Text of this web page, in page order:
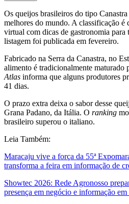
Os queijos brasileiros do tipo
melhores do mundo. A classificação é
virtual com dicas de gastronomia para
listagem foi publicada em fevereiro.
Fabricado na Serra da Canastra, no
alimento é tradicionalmente maturado
Atlas informa que alguns produtores
41 dias.
O prazo extra deixa o sabor desse
Grana Padano, da Itália. O ranking
brasileiro superou o italiano.
Leia Também:
Maracaju vive a força da 55ª
transforma a feira em informação de
Showtec 2026: Rede Agronosso
presença em negócio e informação em